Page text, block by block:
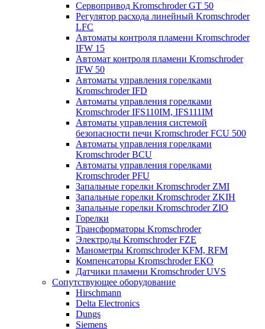
Cервопривод Kromschroder GT 50
Регулятор расхода линейный Kromschroder
LFC
Автоматы контроля пламени Kromschroder
IFW 15
Автомат контроля пламени Kromschroder
IFW 50
Автоматы управления горелками
Kromschroder IFD
Автоматы управления горелками
Kromschroder IFS110IM, IFS111IM
Автоматы управления системой
безопасности печи Kromschroder FCU 500
Автоматы управления горелками
Kromschroder BCU
Автоматы управления горелками
Kromschroder PFU
Запальные горелки Kromschroder ZМI
Запальные горелки Kromschroder ZKIH
Запальные горелки Kromschroder ZIO
Горелки
Трансформаторы Kromschroder
Электроды Kromschroder FZE
Манометры Kromschroder KFM, RFM
Компенсаторы Kromschroder ЕКО
Датчики пламени Kromschroder UVS
Сопутствующее оборудование
Hirschmann
Delta Electronics
Dungs
Siemens